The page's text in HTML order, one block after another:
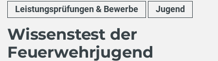
Leistungsprüfungen & Bewerbe Jugend
Wissenstest der
Feuerwehrjugend